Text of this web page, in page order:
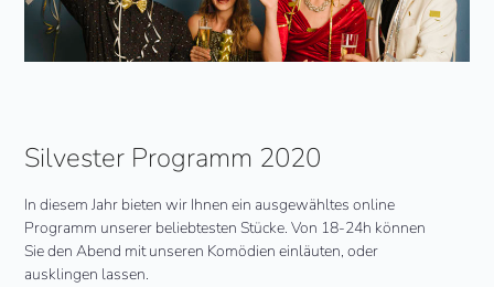
Silvester Programm 2020
In diesem Jahr bieten wir Ihnen ein ausgewähltes online
Programm unserer beliebtesten Stücke. Von 18-24h können
Sie den Abend mit unseren Komödien einläuten, oder
ausklingen lassen.